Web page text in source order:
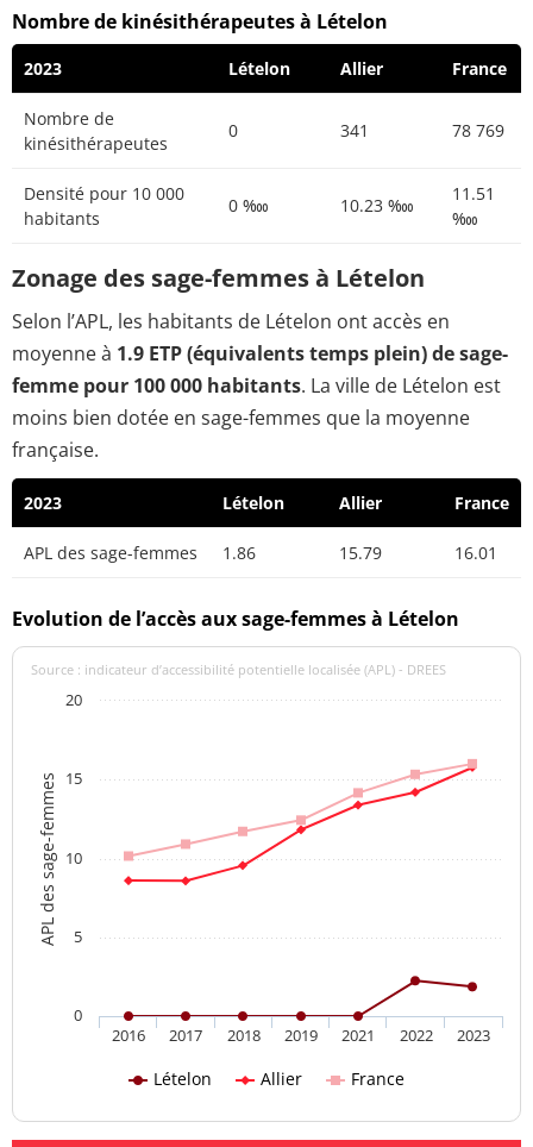
Nombre de kinésithérapeutes à Lételon
2023 Lételon Allier France
Nombre de
kinésithérapeutes
0 341 78 769
Densité pour 10 000
habitants
0 ‱ 10.23 ‱
11.51
‱
Zonage des sage-femmes à Lételon
Selon l’APL, les habitants de Lételon ont accès en
moyenne à 1.9 ETP (équivalents temps plein) de sage-
femme pour 100 000 habitants. La ville de Lételon est
moins bien dotée en sage-femmes que la moyenne
française.
2023 Lételon Allier France
APL des sage-femmes 1.86 15.79 16.01
Evolution de l’accès aux sage-femmes à Lételon
APL des sage-femmes
Source : indicateur d’accessibilité potentielle localisée (APL) - DREES
Lételon Allier France
2016 2017 2018 2019 2021 2022 2023
0
5
10
15
20